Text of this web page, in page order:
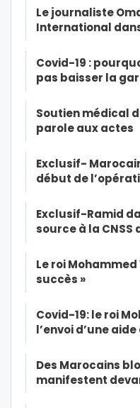
Le journaliste
International
Covid-19 :
pas baisser la
Soutien médical
parole aux actes
Exclusif-
début de
Exclusif-Ramid
source à la
Le roi
succès »
Covid-19: le roi
l’envoi d’une aide
Des Marocains
manifestent